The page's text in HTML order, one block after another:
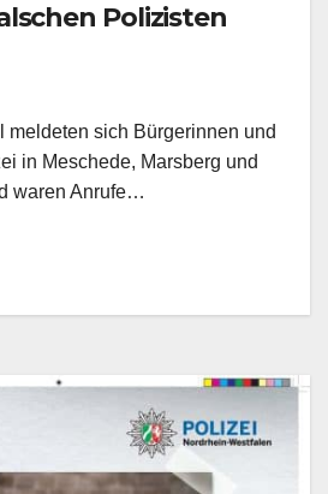
Polizisten
meldeten sich Bürgerinnen und
in Meschede, Marsberg und
waren Anrufe…